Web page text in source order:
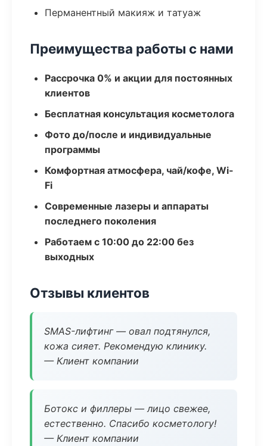
Перманентный макияж и татуаж
Преимущества работы с нами
Рассрочка 0% и акции для постоянных
клиентов
Бесплатная консультация косметолога
Фото до/после и индивидуальные
программы
Комфортная атмосфера, чай/кофе, Wi-
Fi
Современные лазеры и аппараты
последнего поколения
Работаем с 10:00 до 22:00 без
выходных
Отзывы клиентов
SMAS-лифтинг — овал подтянулся,
кожа сияет. Рекомендую клинику.
— Клиент компании
Ботокс и филлеры — лицо свежее,
естественно. Спасибо косметологу!
— Клиент компании